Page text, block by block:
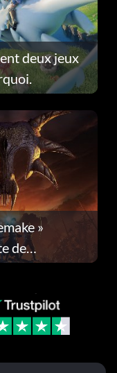
deux jeux
»
de
1.0.4